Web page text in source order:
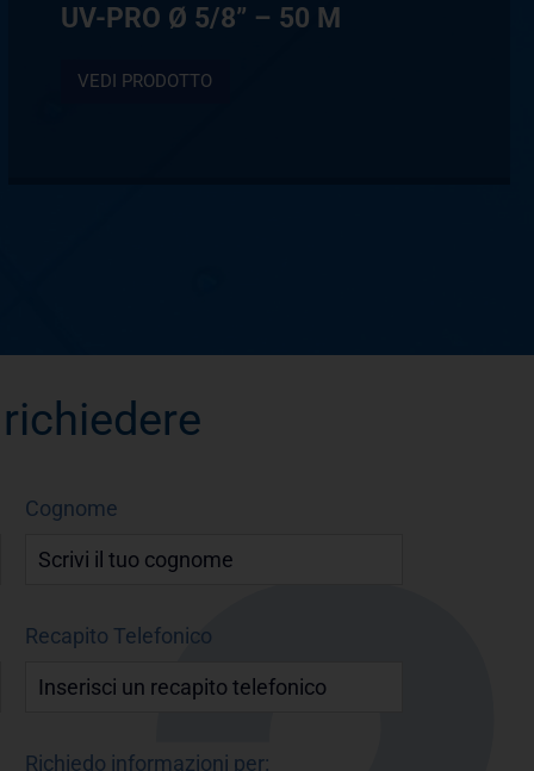
UV-PRO Ø 5/8” – 50 M
VEDI PRODOTTO
Cognome
Recapito Telefonico
Richiedo informazioni per: